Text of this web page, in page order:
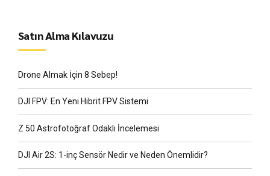
Satın Alma Kılavuzu
Drone Almak İçin 8 Sebep!
DJI FPV: En Yeni Hibrit FPV Sistemi
Z 50 Astrofotoğraf Odaklı İncelemesi
DJI Air 2S: 1-inç Sensör Nedir ve Neden Önemlidir?